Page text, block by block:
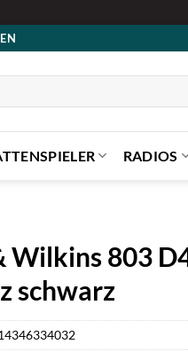
RADIOS
Wilkins 803
schwarz